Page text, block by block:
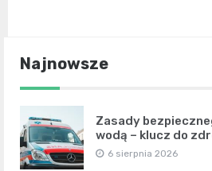
Najnowsze
Zasady
wodą – klucz do
6 sierpnia 2026